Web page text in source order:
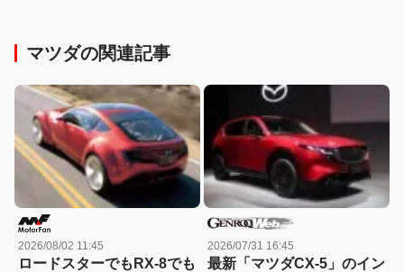
マツダの関連記事
2026/08/02 11:45
ロードスターでもRX-8でも
2026/07/31 16:45
最新「マツダCX-5」のイン